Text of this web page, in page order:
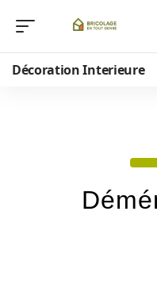
Décoration Interieure